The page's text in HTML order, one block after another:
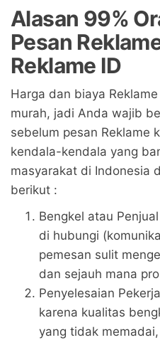
Alasan 99%
Pesan
Reklame ID
Harga dan biaya
murah, jadi Anda wajib
sebelum pesan Reklame
kendala-kendala yang
masyarakat di Indonesia
berikut :
Bengkel atau
di hubungi
pemesan sulit
dan sejauh mana
Penyelesaian
karena kualitas
yang tidak